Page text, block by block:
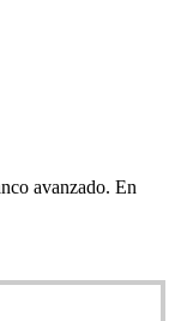
avanzado. En